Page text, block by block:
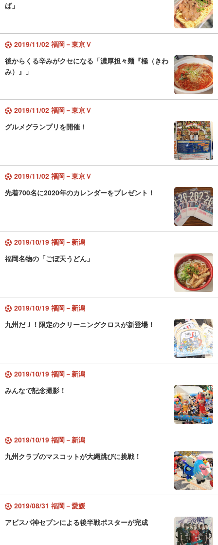
ば」
2019/11/02 福岡－東京Ｖ
後からくる辛みがクセになる「濃厚担々麺『極（きわ
み）』」
2019/11/02 福岡－東京Ｖ
グルメグランプリを開催！
2019/11/02 福岡－東京Ｖ
先着700名に2020年のカレンダーをプレゼント！
2019/10/19 福岡－新潟
福岡名物の「ごぼ天うどん」
2019/10/19 福岡－新潟
九州だＪ！限定のクリーニングクロスが新登場！
2019/10/19 福岡－新潟
みんなで記念撮影！
2019/10/19 福岡－新潟
九州クラブのマスコットが大縄跳びに挑戦！
2019/08/31 福岡－愛媛
アビスパ神セブンによる後半戦ポスターが完成